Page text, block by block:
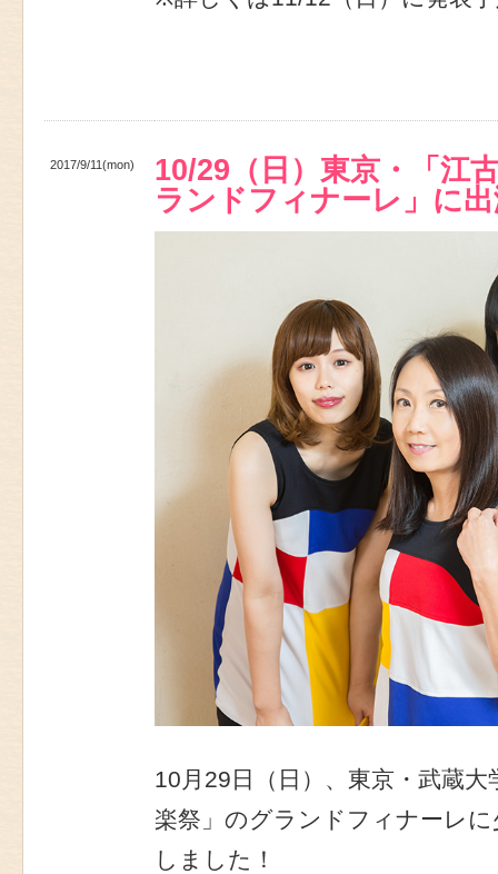
2017/9/11(mon)
10/29（日）東京・「江
ランドフィナーレ」に
10月29日（日）、東京・武蔵
楽祭」のグランドフィナーレ
しました！